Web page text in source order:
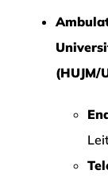
(HUJM/